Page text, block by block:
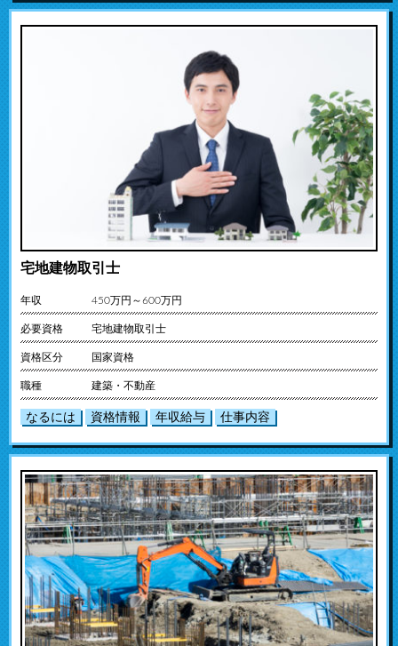
宅地建物取引士
年収 450万円～600万円
必要資格 宅地建物取引士
資格区分 国家資格
職種 建築・不動産
なるには 資格情報 年収給与 仕事内容